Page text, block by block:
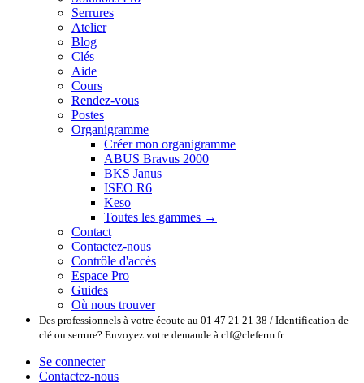
Serrures
Atelier
Blog
Clés
Aide
Cours
Rendez-vous
Postes
Organigramme
Créer mon organigramme
ABUS Bravus 2000
BKS Janus
ISEO R6
Keso
Toutes les gammes →
Contact
Contactez-nous
Contrôle d'accès
Espace Pro
Guides
Où nous trouver
Des professionnels à votre écoute au 01 47 21 21 38 / Identification de
clé ou serrure? Envoyez votre demande à clf@cleferm.fr
Se connecter
Contactez-nous